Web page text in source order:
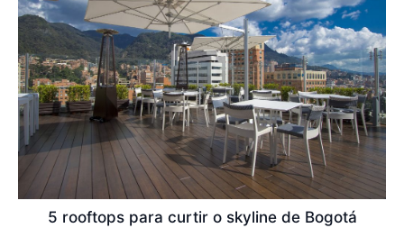
5 rooftops para curtir o skyline de Bogotá